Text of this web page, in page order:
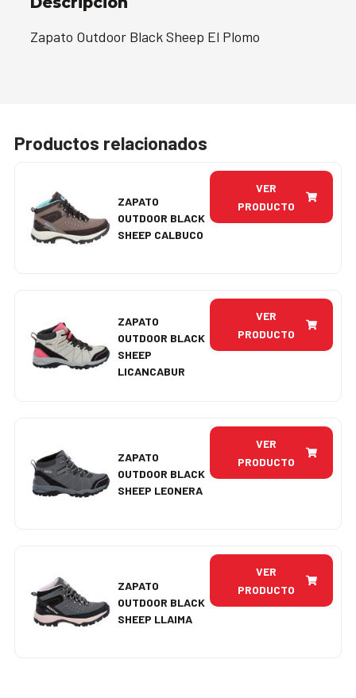
Zapato Outdoor Black Sheep El Plomo
Productos relacionados
ZAPATO
OUTDOOR BLACK
SHEEP CALBUCO
VER
PRODUCTO
ZAPATO
OUTDOOR BLACK
SHEEP
LICANCABUR
VER
PRODUCTO
ZAPATO
OUTDOOR BLACK
SHEEP LEONERA
VER
PRODUCTO
ZAPATO
OUTDOOR BLACK
SHEEP LLAIMA
VER
PRODUCTO